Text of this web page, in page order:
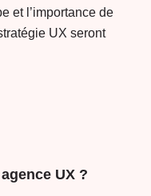
et l’importance de
UX seront
UX ?